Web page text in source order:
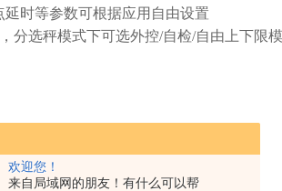
欢迎您！
来自局域网的朋友！有什么可以帮
时等参数可根据应用自由设置
分选秤模式下可选外控/自检/自由上下限